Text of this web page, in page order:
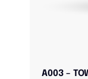
A003 –